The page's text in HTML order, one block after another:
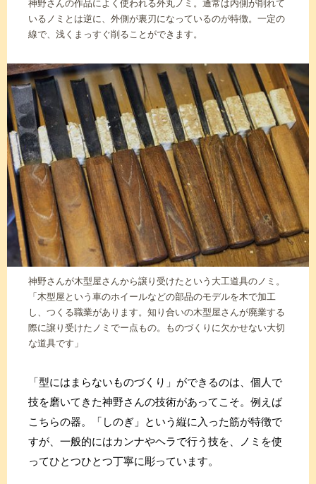
神野さんの作品によく使われる外丸ノミ。通常は内側が削れて
いるノミとは逆に、外側が裏刃になっているのが特徴。一定の
線で、浅くまっすぐ削ることができます。
神野さんが木型屋さんから譲り受けたという大工道具のノミ。
「木型屋という車のホイールなどの部品のモデルを木で加工
し、つくる職業があります。知り合いの木型屋さんが廃業する
際に譲り受けたノミでー点もの。ものづくりに欠かせない大切
な道具です」
「型にはまらないものづくり」ができるのは、個人で
技を磨いてきた神野さんの技術があってこそ。例えば
こちらの器。「しのぎ」という縦に入った筋が特徴で
すが、一般的にはカンナやヘラで行う技を、ノミを使
ってひとつひとつ丁寧に彫っています。